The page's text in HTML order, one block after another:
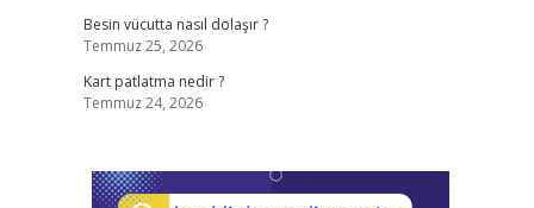
Besin vücutta nasıl dolaşır ?
Temmuz 25, 2026
Kart patlatma nedir ?
Temmuz 24, 2026